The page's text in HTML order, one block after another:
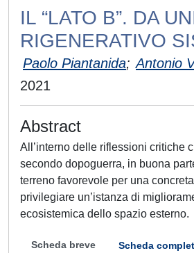
IL “LATO B”. DA
RIGENERATIVO
Paolo Piantanida; Antonio
2021
Abstract
All’interno delle riflessioni critiche
secondo dopoguerra, in buona
terreno favorevole per una
privilegiare un’istanza di
ecosistemica dello spazio esterno.
Scheda breve Scheda